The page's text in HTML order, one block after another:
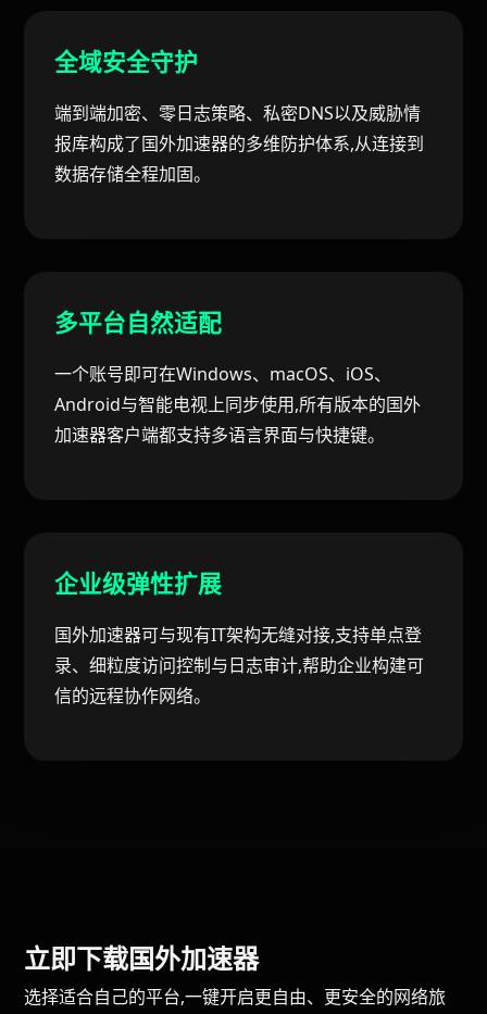
全域安全守护
端到端加密、零日志策略、私密DNS以及威胁情
报库构成了国外加速器的多维防护体系,从连接到
数据存储全程加固。
多平台自然适配
一个账号即可在Windows、macOS、iOS、
Android与智能电视上同步使用,所有版本的国外
加速器客户端都支持多语言界面与快捷键。
企业级弹性扩展
国外加速器可与现有IT架构无缝对接,支持单点登
录、细粒度访问控制与日志审计,帮助企业构建可
信的远程协作网络。
立即下载国外加速器
选择适合自己的平台,一键开启更自由、更安全的网络旅